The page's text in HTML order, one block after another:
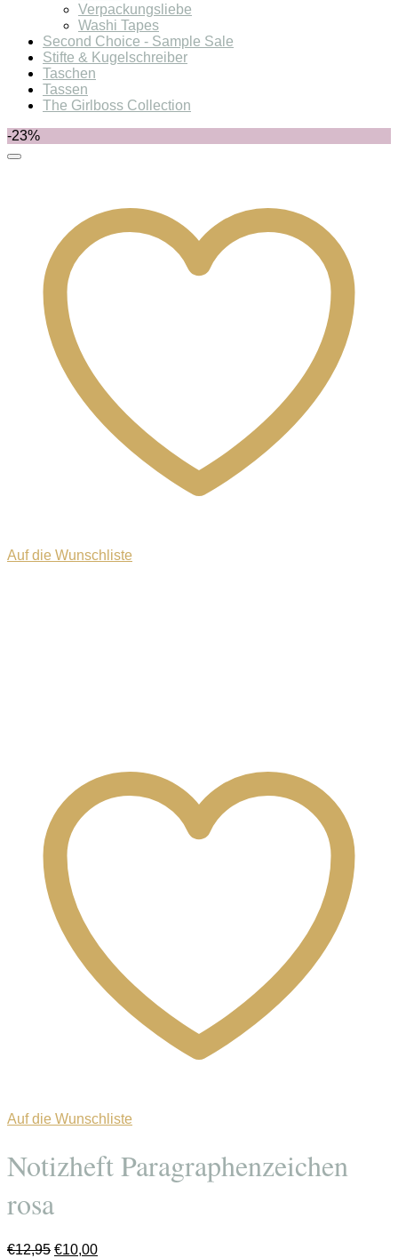
Verpackungsliebe
Washi Tapes
Second Choice - Sample Sale
Stifte & Kugelschreiber
Taschen
Tassen
The Girlboss Collection
-23%
Auf die Wunschliste
Auf die Wunschliste
Notizheft Paragraphenzeichen
rosa
€12,95 Ursprünglicher
€10,00Aktueller